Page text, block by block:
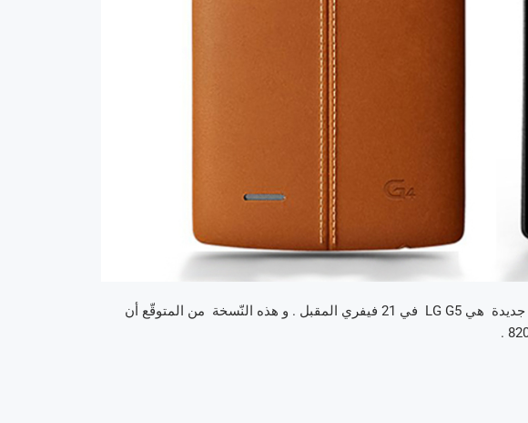
هذا الإصدار رائع فعلا , لكنّ شركة إل جي على وشك إطلاق نسخة جديدة هي LG G5 في 21 فيفري المقبل . و هذه النّسخة من المتوقّع أن